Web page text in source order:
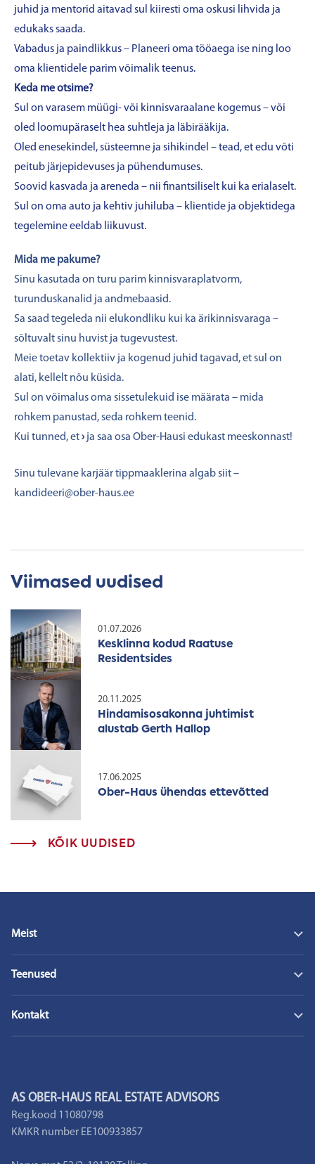
juhid ja mentorid aitavad sul kiiresti oma oskusi lihvida ja
edukaks saada.
Vabadus ja paindlikkus – Planeeri oma tööaega ise ning loo
oma klientidele parim võimalik teenus.
Keda me otsime?
Sul on varasem müügi- või kinnisvaraalane kogemus – või
oled loomupäraselt hea suhtleja ja läbirääkija.
Oled enesekindel, süsteemne ja sihikindel – tead, et edu võti
peitub järjepidevuses ja pühendumuses.
Soovid kasvada ja areneda – nii finantsiliselt kui ka erialaselt.
Sul on oma auto ja kehtiv juhiluba – klientide ja objektidega
tegelemine eeldab liikuvust.
Mida me pakume?
Sinu kasutada on turu parim kinnisvaraplatvorm,
turunduskanalid ja andmebaasid.
Sa saad tegeleda nii elukondliku kui ka ärikinnisvaraga –
sõltuvalt sinu huvist ja tugevustest.
Meie toetav kollektiiv ja kogenud juhid tagavad, et sul on
alati, kellelt nõu küsida.
Sul on võimalus oma sissetulekuid ise määrata – mida
rohkem panustad, seda rohkem teenid.
Kui tunned, et›ja saa osa Ober-Hausi edukast meeskonnast!
Sinu tulevane karjäär tippmaaklerina algab siit –
kandideeri@ober-haus.ee
Viimased uudised
01.07.2026
Kesklinna kodud Raatuse
Residentsides
20.11.2025
Hindamisosakonna juhtimist
alustab Gerth Hallop
17.06.2025
Ober-Haus ühendas ettevõtted
KÕIK UUDISED
Meist
Ober-Haus
Turuülevaated
Teenused
– Elamispindade vahendus
Kontakt
AS OBER-HAUS REAL ESTATE ADVISORS
Reg.kood 11080798
KMKR number EE100933857